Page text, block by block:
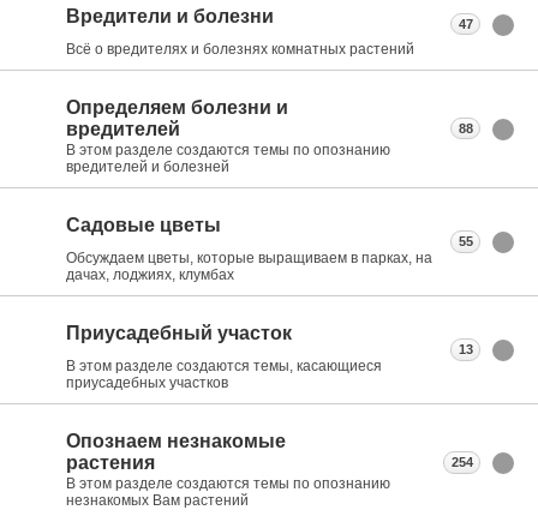
Вредители и болезни
Всё о вредителях и болезнях комнатных растений
47
Определяем болезни и
вредителей
В этом разделе создаются темы по опознанию
вредителей и болезней
88
Садовые цветы
Обсуждаем цветы, которые выращиваем в парках, на
дачах, лоджиях, клумбах
55
Приусадебный участок
В этом разделе создаются темы, касающиеся
приусадебных участков
13
Опознаем незнакомые
растения
В этом разделе создаются темы по опознанию
незнакомых Вам растений
254